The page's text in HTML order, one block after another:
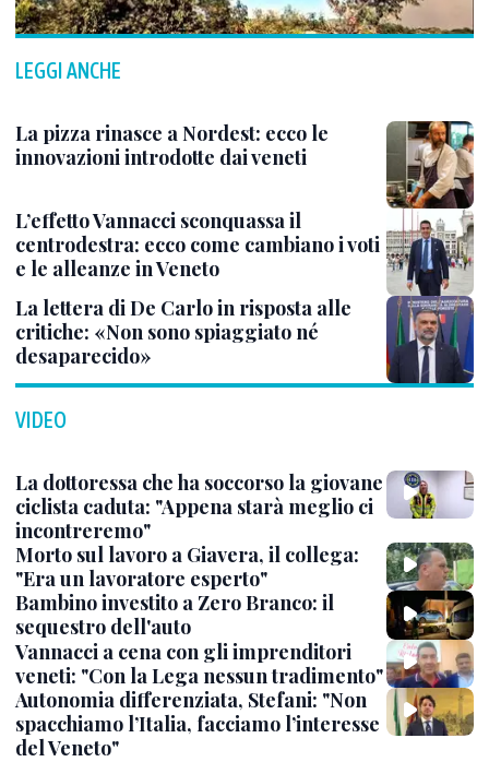
LEGGI ANCHE
La pizza rinasce a Nordest: ecco le
innovazioni introdotte dai veneti
L’effetto Vannacci sconquassa il
centrodestra: ecco come cambiano i voti
e le alleanze in Veneto
La lettera di De Carlo in risposta alle
critiche: «Non sono spiaggiato né
desaparecido»
VIDEO
La dottoressa che ha soccorso la giovane
ciclista caduta: "Appena starà meglio ci
incontreremo"
Morto sul lavoro a Giavera, il collega:
"Era un lavoratore esperto"
Bambino investito a Zero Branco: il
sequestro dell'auto
Vannacci a cena con gli imprenditori
veneti: "Con la Lega nessun tradimento"
Autonomia differenziata, Stefani: "Non
spacchiamo l’Italia, facciamo l’interesse
del Veneto"